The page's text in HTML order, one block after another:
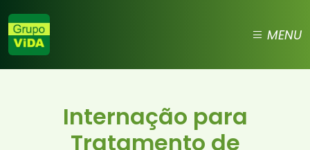
MENU
Internação para
Tratamento de